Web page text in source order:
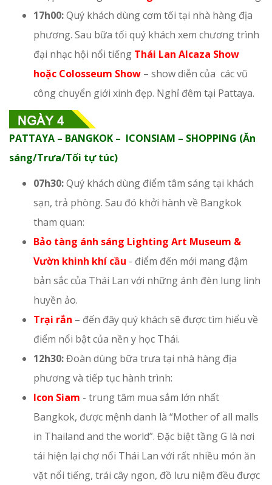
17h00:Quý khách dùng cơm tối tại nhà hàng địa
phương. Sau bữa tối quý khách xem chương trình
đại nhạc hội nổi tiếng Thái Lan Alcaza Show
hoặc Colosseum Show – show diễn của các vũ
công chuyển giới xinh đẹp. Nghỉ đêm tại Pattaya.
PATTAYA – BANGKOK – ICONSIAM – SHOPPING (Ăn
sáng/Trưa/Tối tự túc)
07h30:Quý khách dùng điểm tâm sáng tại khách
sạn, trả phòng. Sau đó khởi hành về Bangkok
tham quan:
Bảo tàng ánh sáng Lighting Art Museum &
Vườn khinh khí cầu - điểm đến mới mang đậm
bản sắc của Thái Lan với những ánh đèn lung linh
huyền ảo.
Trại rắn – đến đây quý khách sẽ được tìm hiểu về
điểm nổi bật của nền y học Thái.
12h30:Đoàn dùng bữa trưa tại nhà hàng địa
phương và tiếp tục hành trình:
Icon Siam - trung tâm mua sắm lớn nhất
Bangkok, được mệnh danh là “Mother of all malls
in Thailand and the world”. Đặc biệt tầng G là nơi
tái hiện lại chợ nổi Thái Lan với rất nhiều món ăn
vặt nổi tiếng, trái cây ngon, đồ lưu niệm đều được